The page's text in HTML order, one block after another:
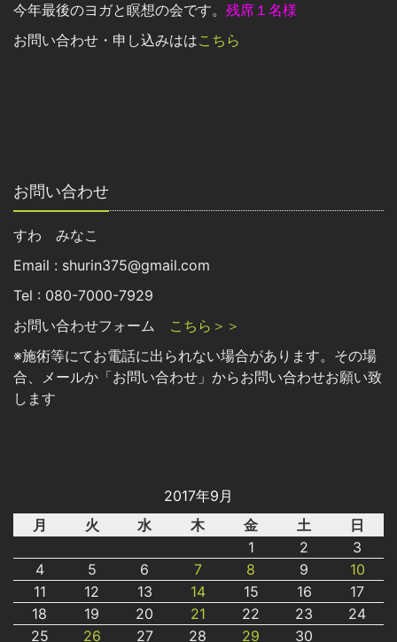
今年最後のヨガと瞑想の会です。 残席１名様
お問い合わせ・申し込みははこちら
お問い合わせ
すわ みなこ
Email : shurin375@gmail.com
Tel : 080-7000-7929
お問い合わせフォーム こちら＞＞
※施術等にてお電話に出られない場合があります。その場
合、メールか「お問い合わせ」からお問い合わせお願い致
します
2017年9月
月
火 水 木 金 土
日
1
2
3
4
5 6 7 8 9
10
11
12 13 14 15 16
17
18
19 20 21 22 23
24
25
26 27 28 29 30